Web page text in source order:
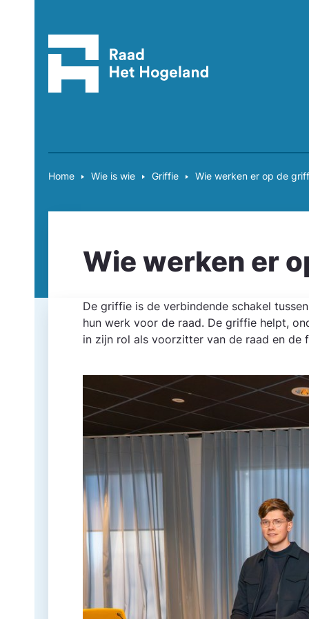
Home Wie is wie Griffie Wie werken er op de
Wie werken er
De griffie is de verbindende schakel
hun werk voor de raad. De griffie helpt,
in zijn rol als voorzitter van de raad en de